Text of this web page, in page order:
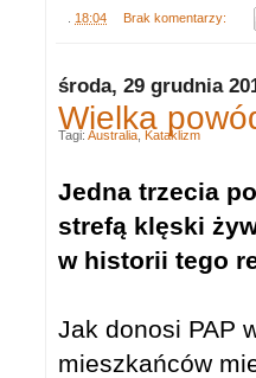
18:04 Brak komentarzy:
środa, 29 grudnia
Wielka
Jedna trzecia
strefą klęski
w historii tego
Jak donosi PAP
mieszkańców
Tagi: Australia Kataklizm